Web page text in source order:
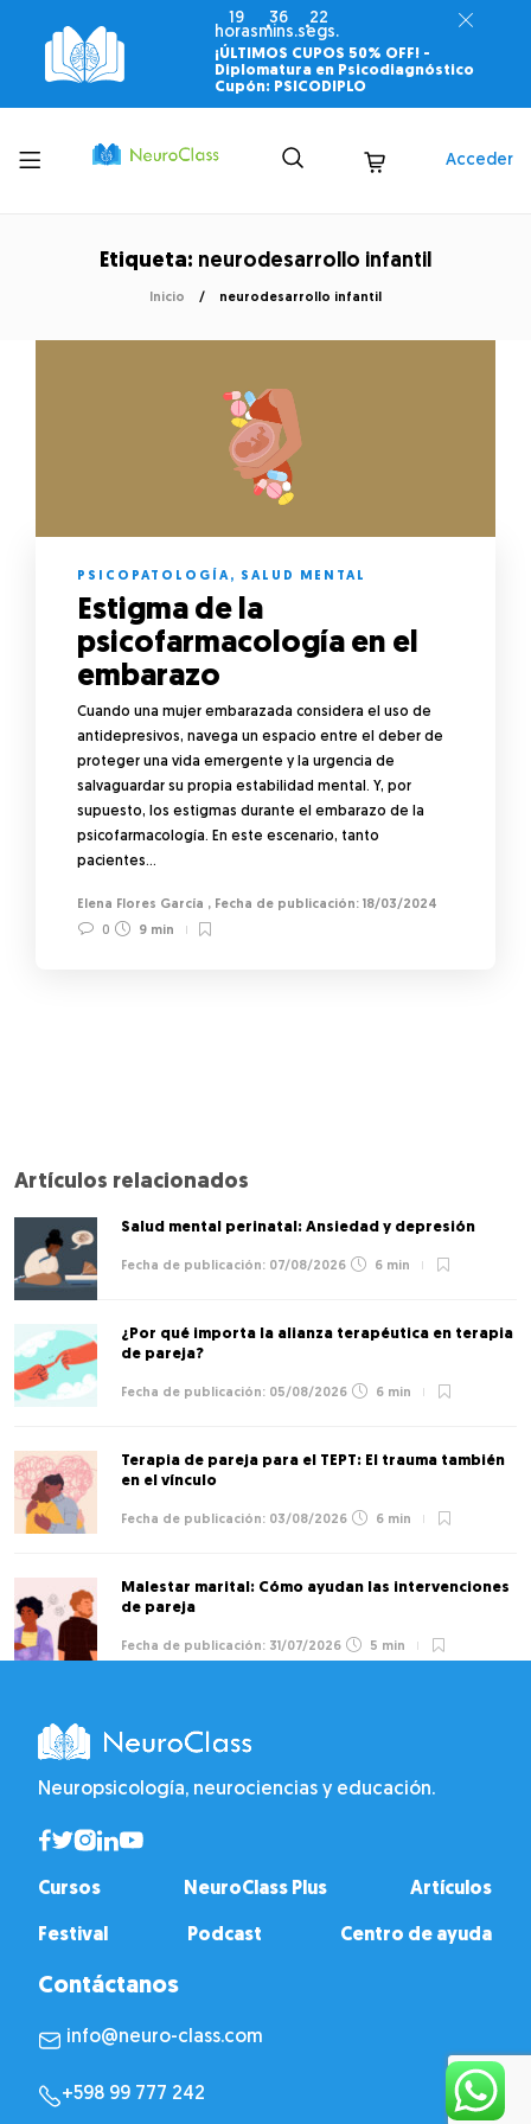
19
horas
36
mins.
22
segs.
¡ÚLTIMOS CUPOS 50% OFF! -
Diplomatura en Psicodiagnóstico
Cupón: PSICODIPLO
Toggle
menu
Acceder
Etiqueta: neurodesarrollo infantil
Inicio neurodesarrollo infantil
PSICOPATOLOGÍA, SALUD MENTAL
Estigma de la
psicofarmacología en el
embarazo
Cuando una mujer embarazada considera el uso de
antidepresivos, navega un espacio entre el deber de
proteger una vida emergente y la urgencia de
salvaguardar su propia estabilidad mental. Y, por
supuesto, los estigmas durante el embarazo de la
psicofarmacología. En este escenario, tanto
pacientes…
Elena Flores García ,
18/03/2024
0
9 min
Artículos relacionados
Salud mental perinatal: Ansiedad y depresión
07/08/2026 6 min
¿Por qué importa la alianza terapéutica en terapia
de pareja?
05/08/2026 6 min
Terapia de pareja para el TEPT: El trauma también
en el vínculo
03/08/2026 6 min
Malestar marital: Cómo ayudan las intervenciones
de pareja
31/07/2026 5 min
Neuropsicología, neurociencias y educación.
Cursos NeuroClass Plus Artículos
Festival Podcast Centro de ayuda
Contáctanos
info@neuro-class.com
+598 99 777 242